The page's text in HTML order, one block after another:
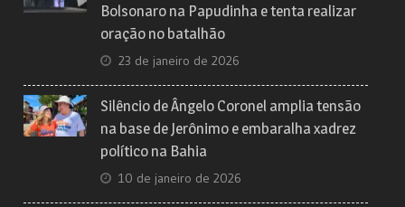
Bolsonaro na Papudinha e tenta realizar
oração no batalhão
23 de janeiro de 2026
Silêncio de Ângelo Coronel amplia tensão
na base de Jerônimo e embaralha xadrez
político na Bahia
10 de janeiro de 2026